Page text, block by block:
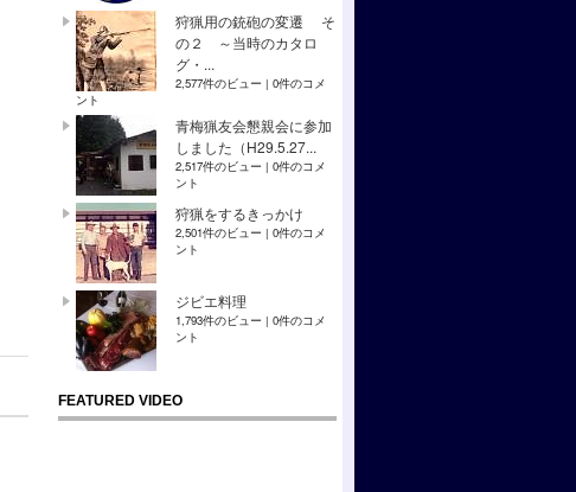
狩猟用の銃砲の変遷 そ
の２ ～当時のカタロ
グ・...
2,577件のビュー | 0件のコメ
ント
青梅猟友会懇親会に参加
しました（H29.5.27...
2,517件のビュー | 0件のコメ
ント
狩猟をするきっかけ
2,501件のビュー | 0件のコメ
ント
ジビエ料理
1,793件のビュー | 0件のコメ
ント
FEATURED VIDEO